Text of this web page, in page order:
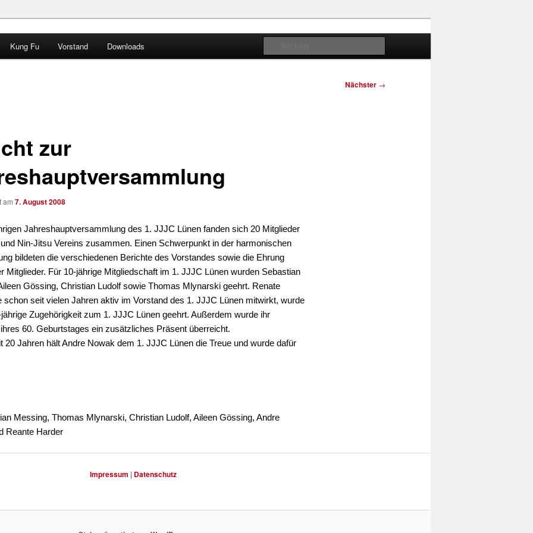
Kung Fu Vorstand Downloads
Nächster →
zur
am 7. August 2008
Jahreshauptversammlung des 1. JJJC Lünen fanden sich 20 Mitglieder
Nin-Jitsu Vereins zusammen. Einen Schwerpunkt in der harmonischen
bildeten die verschiedenen Berichte des Vorstandes sowie die Ehrung
Mitglieder. Für 10-jährige Mitgliedschaft im 1. JJJC Lünen wurden Sebastian
Gössing, Christian Ludolf sowie Thomas Mlynarski geehrt. Renate
schon seit vielen Jahren aktiv im Vorstand des 1. JJJC Lünen mitwirkt, wurde
Zugehörigkeit zum 1. JJJC Lünen geehrt. Außerdem wurde ihr
60. Geburtstages ein zusätzliches Präsent überreicht.
20 Jahren hält Andre Nowak dem 1. JJJC Lünen die Treue und wurde dafür
Messing, Thomas Mlynarski, Christian Ludolf, Aileen Gössing, Andre
Reante Harder
Impressum | Datenschutz